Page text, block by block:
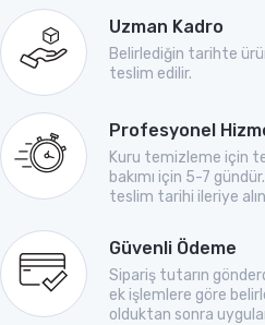
Uzman Kadro
Belirlediğin tarihte
teslim edilir.
Profesyonel
Kuru temizleme için
bakımı için 5-7
teslim tarihi ileriye
Güvenli Ödeme
Sipariş tutarın
ek işlemlere göre
olduktan sonra